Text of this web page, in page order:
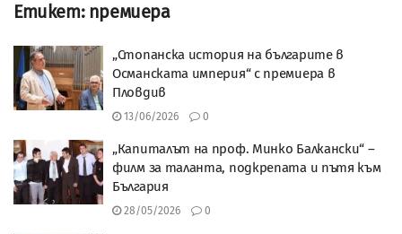
Етикет: премиера
„Стопанска история на българите в
Османската империя“ с премиера в
Пловдив
13/06/2026 0
„Капиталът на проф. Минко Балкански“ –
филм за таланта, подкрепата и пътя към
България
28/05/2026 0